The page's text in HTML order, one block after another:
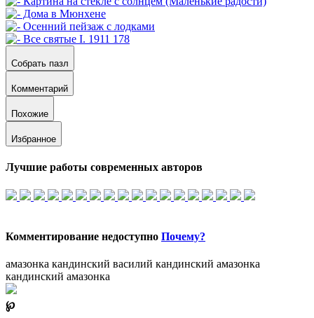
Собрать пазл
Комментарий
Похожие
Избранное
Лучшие работы современных авторов
Комментирование недоступно Почему?
амазонка кандинский василий кандинский амазонка
кандинский амазонка
℘